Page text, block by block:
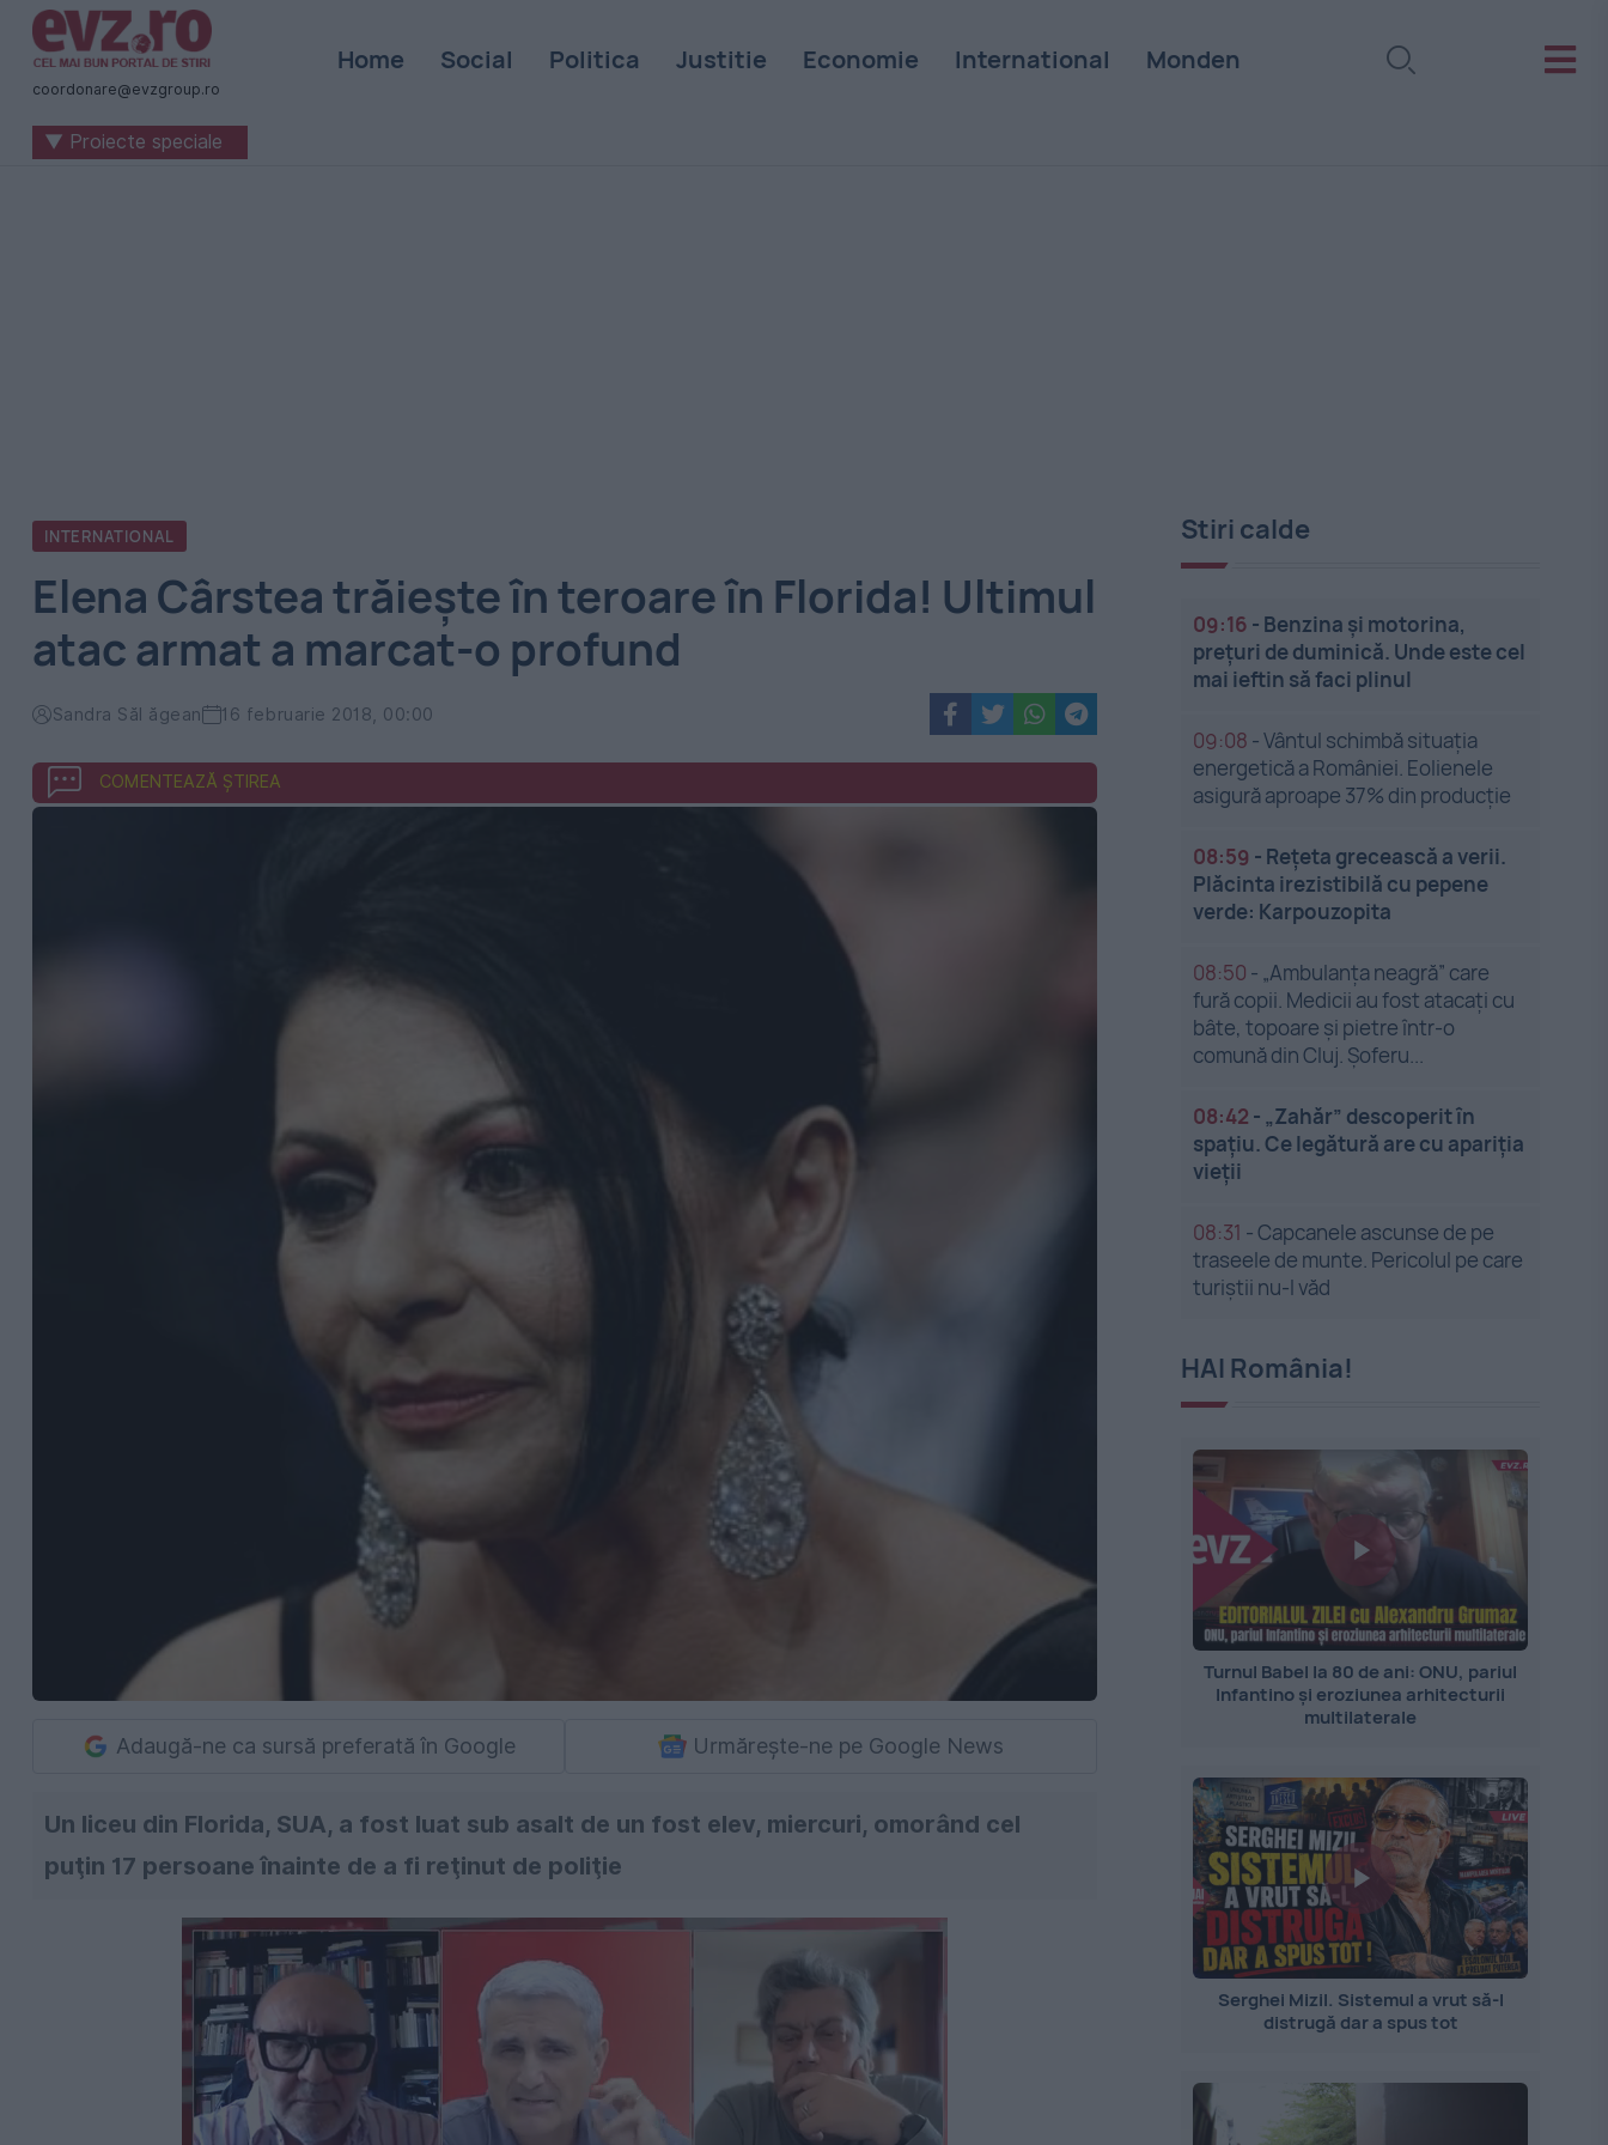
Știri
naționale
internaționale
coordonare@evzgroup.ro
Home Social Politica Justitie Economie International Monden
▼ Proiecte speciale
INTERNATIONAL
Elena Cârstea trăiește în teroare în Florida! Ultimul
atac armat a marcat-o profund
Sandra Săl ăgean 16 februarie 2018, 00:00
COMENTEAZĂ ȘTIREA
Adaugă-ne ca sursă preferată în Google Urmărește-ne pe Google News
Un liceu din Florida, SUA, a fost luat sub asalt de un fost elev, miercuri, omorând cel
puţin 17 persoane înainte de a fi reţinut de poliţie
Stiri calde
09:16 - Benzina și motorina,
prețuri de duminică. Unde este cel
mai ieftin să faci plinul
09:08 -Vântul schimbă situația
energetică a României. Eolienele
asigură aproape 37% din producție
08:59 - Rețeta grecească a verii.
Plăcinta irezistibilă cu pepene
verde: Karpouzopita
08:50 - „Ambulanța neagră” care
fură copii. Medicii au fost atacați cu
bâte, topoare și pietre într-o
comună din Cluj. Șoferu...
08:42 - „Zahăr” descoperit în
spațiu. Ce legătură are cu apariția
vieții
08:31 -Capcanele ascunse de pe
traseele de munte. Pericolul pe care
turiștii nu-l văd
HAI România!
Turnul Babel la 80 de ani: ONU, pariul
Infantino și eroziunea arhitecturii
multilaterale
Serghei Mizil. Sistemul a vrut să-l
distrugă dar a spus tot